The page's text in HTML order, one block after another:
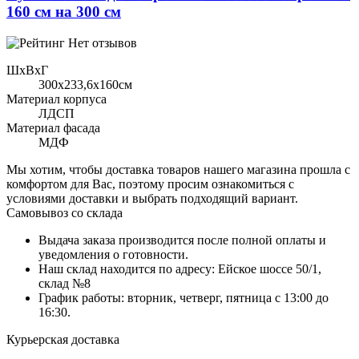
160 см на 300 см
Нет отзывов
ШхВхГ
300x233,6х160см
Материал корпуса
ЛДСП
Материал фасада
МДФ
Мы хотим, чтобы доставка товаров нашего магазина прошла с
комфортом для Вас, поэтому просим ознакомиться с
условиями доставки и выбрать подходящий вариант.
Самовывоз со склада
Выдача заказа производится после полной оплаты и
уведомления о готовности.
Наш склад находится по адресу: Ейское шоссе 50/1,
склад №8
График работы: вторник, четверг, пятница с 13:00 до
16:30.
Курьерская доставка